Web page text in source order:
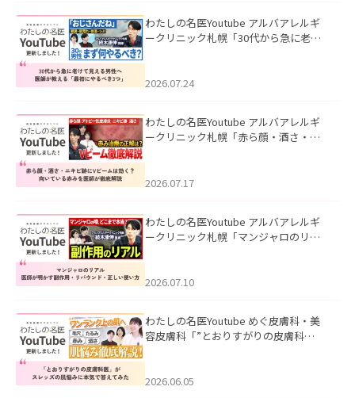
わたしの名医Youtube アルバアレルギ
ークリニック札幌「30代から急に老け
た。
2026.07.24
わたしの名医Youtube アルバアレルギ
ークリニック札幌「赤ら顔・酒さ・ニ
した。
2026.07.17
わたしの名医Youtube アルバアレルギ
ークリニック札幌「マンジャロのリア
た。
2026.07.10
わたしの名医Youtube めぐ皮膚科・美
容皮膚科「”とおりすがりの皮膚科
2026.06.05